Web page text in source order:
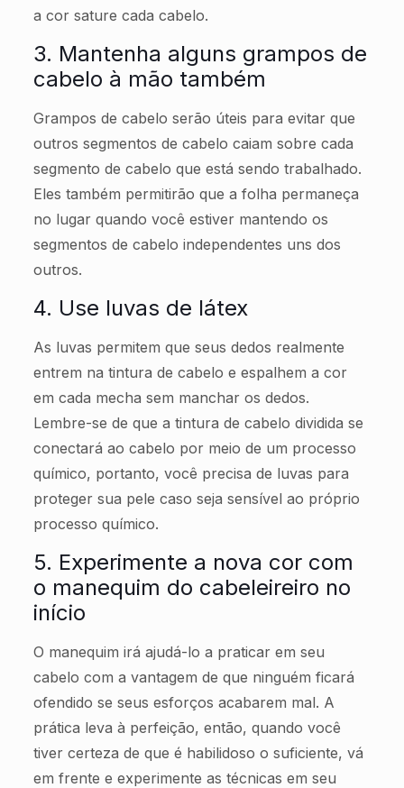
a cor sature cada cabelo.
3. Mantenha alguns grampos de
cabelo à mão também
Grampos de cabelo serão úteis para evitar que
outros segmentos de cabelo caiam sobre cada
segmento de cabelo que está sendo trabalhado.
Eles também permitirão que a folha permaneça
no lugar quando você estiver mantendo os
segmentos de cabelo independentes uns dos
outros.
4. Use luvas de látex
As luvas permitem que seus dedos realmente
entrem na tintura de cabelo e espalhem a cor
em cada mecha sem manchar os dedos.
Lembre-se de que a tintura de cabelo dividida se
conectará ao cabelo por meio de um processo
químico, portanto, você precisa de luvas para
proteger sua pele caso seja sensível ao próprio
processo químico.
5. Experimente a nova cor com
o manequim do cabeleireiro no
início
O manequim irá ajudá-lo a praticar em seu
cabelo com a vantagem de que ninguém ficará
ofendido se seus esforços acabarem mal. A
prática leva à perfeição, então, quando você
tiver certeza de que é habilidoso o suficiente, vá
em frente e experimente as técnicas em seu